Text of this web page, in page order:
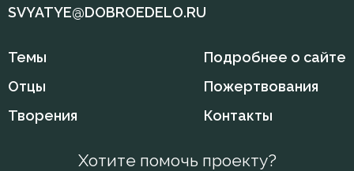
SVYATYE@DOBROEDELO.RU
Темы
Отцы
Творения
Подробнее о сайте
Пожертвования
Контакты
Хотите помочь проекту?